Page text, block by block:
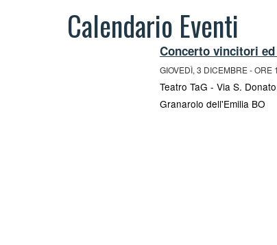
Calendario Eventi
Concerto vincitori ed
GIOVEDÌ, 3 DICEMBRE - ORE
Teatro TaG - Via S.
Granarolo dell'Emilia BO